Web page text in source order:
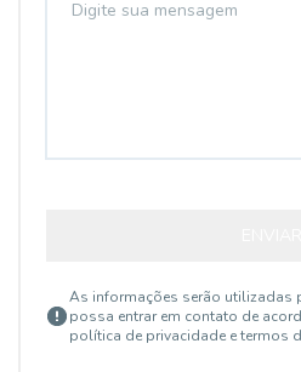
As informações serão utilizadas
possa entrar em contato de
política de privacidade e termos